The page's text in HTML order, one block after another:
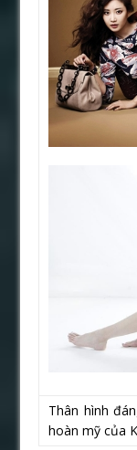
Thân hình
hoàn mỹ của